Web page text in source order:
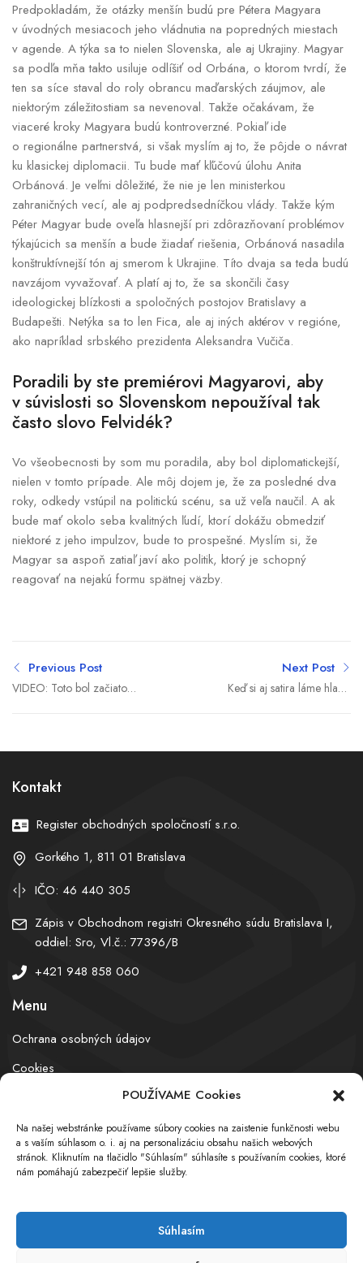
POUŽÍVAME Cookies
Na našej webstránke používame súbory cookies na zaistenie funkčnosti webu
a s vaším súhlasom o. i. aj na personalizáciu obsahu našich webových
stránok. Kliknutím na tlačidlo "Súhlasím" súhlasíte s používaním cookies, ktoré
nám pomáhajú zabezpečiť lepšie služby.
Súhlasím
Predpokladám, že otázky menšín budú pre Pétera Magyara
v úvodných mesiacoch jeho vládnutia na popredných miestach
v agende. A týka sa to nielen Slovenska, ale aj Ukrajiny. Magyar
sa podľa mňa takto usiluje odlíšiť od Orbána, o ktorom tvrdí, že
ten sa síce staval do roly obrancu maďarských záujmov, ale
niektorým záležitostiam sa nevenoval. Takže očakávam, že
viaceré kroky Magyara budú kontroverzné. Pokiaľ ide
o regionálne partnerstvá, si však myslím aj to, že pôjde o návrat
ku klasickej diplomacii. Tu bude mať kľúčovú úlohu Anita
Orbánová. Je veľmi dôležité, že nie je len ministerkou
zahraničných vecí, ale aj podpredsedníčkou vlády. Takže kým
Péter Magyar bude oveľa hlasnejší pri zdôrazňovaní problémov
týkajúcich sa menšín a bude žiadať riešenia, Orbánová nasadila
konštruktívnejší tón aj smerom k Ukrajine. Títo dvaja sa teda budú
navzájom vyvažovať. A platí aj to, že sa skončili časy
ideologickej blízkosti a spoločných postojov Bratislavy a
Budapešti. Netýka sa to len Fica, ale aj iných aktérov v regióne,
ako napríklad srbského prezidenta Aleksandra Vučiča.
Poradili by ste premiérovi Magyarovi, aby
v súvislosti so Slovenskom nepoužíval tak
často slovo Felvidék?
Vo všeobecnosti by som mu poradila, aby bol diplomatickejší,
nielen v tomto prípade. Ale môj dojem je, že za posledné dva
roky, odkedy vstúpil na politickú scénu, sa už veľa naučil. A ak
bude mať okolo seba kvalitných ľudí, ktorí dokážu obmedziť
niektoré z jeho impulzov, bude to prospešné. Myslím si, že
Magyar sa aspoň zatiaľ javí ako politik, ktorý je schopný
reagovať na nejakú formu spätnej väzby.
Previous Post
VIDEO: Toto bol začiatok
Next Post
Keď si aj satira láme hlavu.
Kontakt
Register obchodných spoločností s.r.o.
Gorkého 1, 811 01 Bratislava
IČO: 46 440 305
Zápis v Obchodnom registri Okresného súdu Bratislava I,
oddiel: Sro, Vl.č.: 77396/B
+421 948 858 060
Menu
Ochrana osobných údajov
Cookies
© obchodnyregister.com – All rights reserved